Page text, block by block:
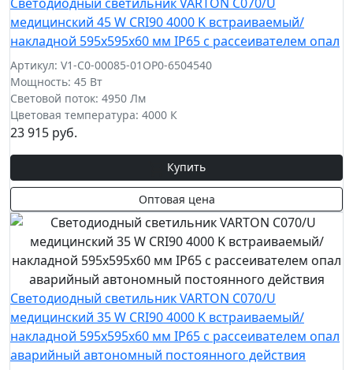
Светодиодный светильник VARTON C070/U
медицинский 45 W CRI90 4000 K встраиваемый/
накладной 595х595х60 мм IP65 с рассеивателем опал
Артикул: V1-C0-00085-01OP0-6504540
Мощность: 45 Вт
Световой поток: 4950 Лм
Цветовая температура: 4000 К
23 915 руб.
Купить
Оптовая цена
Светодиодный светильник VARTON C070/U
медицинский 35 W CRI90 4000 K встраиваемый/
накладной 595х595х60 мм IP65 с рассеивателем опал
аварийный автономный постоянного действия